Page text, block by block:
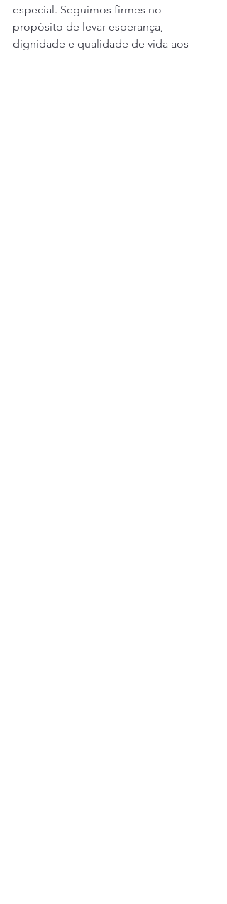
especial. Seguimos firmes no
propósito de levar esperança,
dignidade e qualidade de vida aos